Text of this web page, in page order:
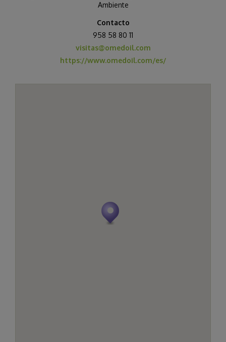
Ambiente
Contacto
958 58 80 11
visitas@omedoil.com
https://www.omedoil.com/es/